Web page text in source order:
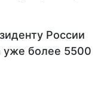
России
уже более 5500